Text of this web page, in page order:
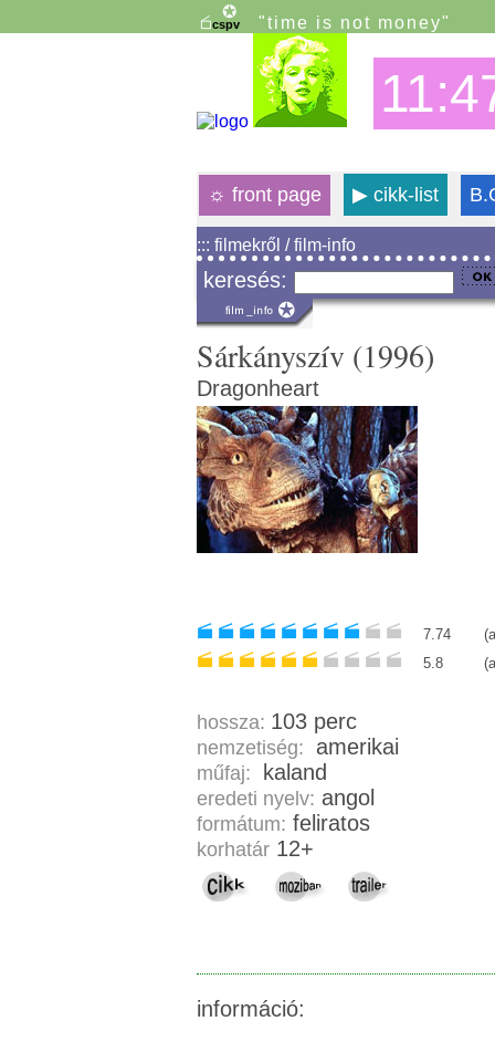
"time is not money"
☼ front page ▶cikk-list
::: filmekről / film-info
keresés:
Sárkányszív (1996)
Dragonheart
7.74
5.8
hossza: 103 perc
nemzetiség: amerikai
műfaj: kaland
eredeti nyelv: angol
formátum: feliratos
korhatár 12+
információ: